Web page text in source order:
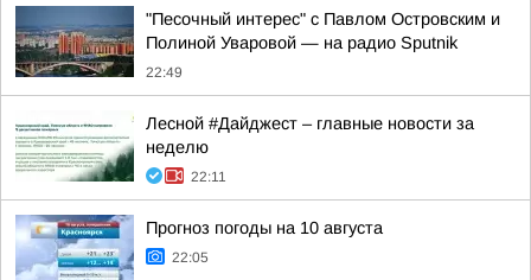
"Песочный интерес" с Павлом Островским и
Полиной Уваровой — на радио Sputnik
22:49
Лесной #Дайджест – главные новости за
неделю
22:11
Прогноз погоды на 10 августа
22:05